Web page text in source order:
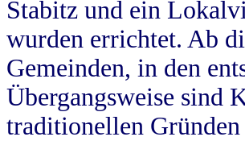
Stabitz und ein
wurden errichtet. Ab
Gemeinden, in den
Übergangsweise sind
traditionellen